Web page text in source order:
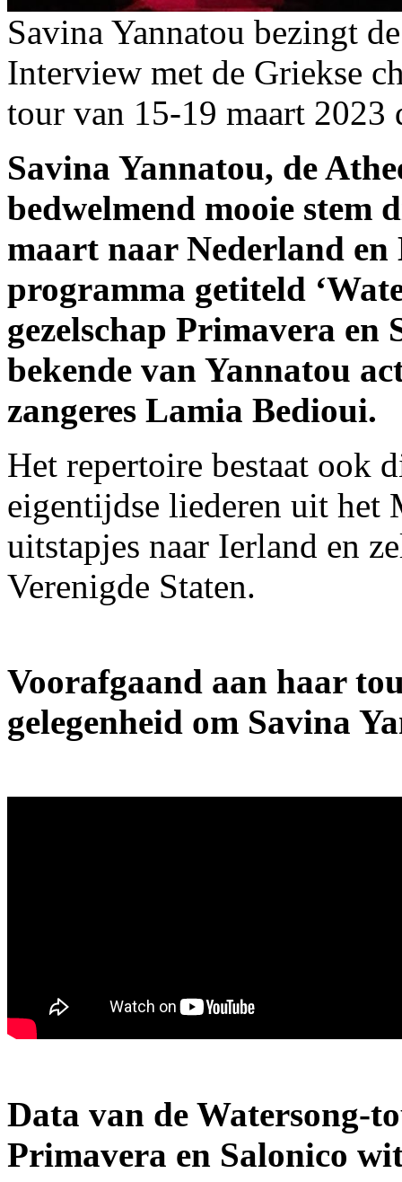
Savina Yannatou bezingt
Interview met de Griekse
tour van 15-19 maart 2023
Savina Yannatou, de
bedwelmend mooie stem
maart naar Nederland en
programma getiteld
gezelschap Primavera en
bekende van Yannatou
zangeres Lamia Bedioui.
Het repertoire bestaat ook
eigentijdse liederen uit het
uitstapjes naar Ierland en
Verenigde Staten.
Voorafgaand aan haar
gelegenheid om Savina
Data van de Watersong-
Primavera en Salonico